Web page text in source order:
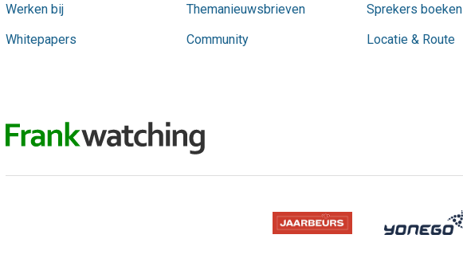
Werken bij
Whitepapers
Themanieuwsbrieven
Community
Sprekers boeken
Locatie & Route